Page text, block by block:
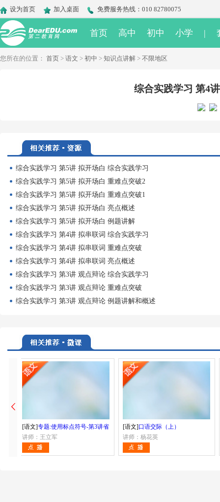
设为首页 加入桌面 免费服务热线：010 82780075
首页 高中 初中 小学 |
您所在的位置： 首页 > 语文 > 初中 > 知识点讲解 > 不限地区
综合实践学习 第4
综合实践学习 第5讲 拟开场白 综合实践学习
综合实践学习 第5讲 拟开场白 重难点突破2
综合实践学习 第5讲 拟开场白 重难点突破1
综合实践学习 第5讲 拟开场白 亮点概述
综合实践学习 第5讲 拟开场白 例题讲解
综合实践学习 第4讲 拟串联词 综合实践学习
综合实践学习 第4讲 拟串联词 重难点突破
综合实践学习 第4讲 拟串联词 亮点概述
综合实践学习 第3讲 观点辩论 综合实践学习
综合实践学习 第3讲 观点辩论 重难点突破
综合实践学习 第3讲 观点辩论 例题讲解和概述
[语文]专题:使用标点符号-第3讲省
略号
讲师：王立军
[语文]口语交际（上）
讲师：杨花英